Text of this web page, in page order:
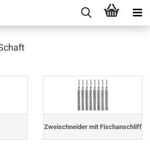
Zweischneider mit Fischanschliff